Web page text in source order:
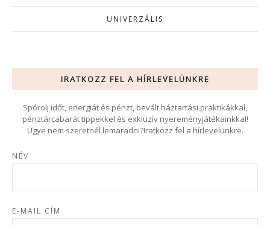
UNIVERZÁLIS
IRATKOZZ FEL A HÍRLEVELÜNKRE
Spórolj időt, energiát és pénzt, bevált háztartási praktikákkal,
pénztárcabarát tippekkel és exkluzív nyereményjátékainkkal!
Ugye nem szeretnél lemaradni?Iratkozz fel a hírlevelünkre.
NÉV
E-MAIL CÍM